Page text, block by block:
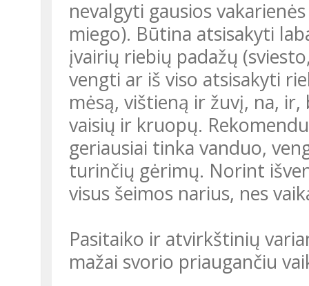
nevalgyti gausios
miego). Būtina atsisakyti
įvairių riebių padažų
vengti ar iš viso atsisakyti
mėsą, vištieną ir žuvį, na,
vaisių ir kruopų.
geriausiai tinka vanduo,
turinčių gėrimų. Norint
visus šeimos narius, nes
Pasitaiko ir atvirkštinių
mažai svorio priaugančiu